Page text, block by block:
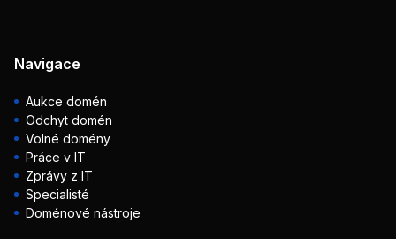
Navigace
Aukce domén
Odchyt domén
Volné domény
Práce v IT
Zprávy z IT
Specialisté
Doménové nástroje